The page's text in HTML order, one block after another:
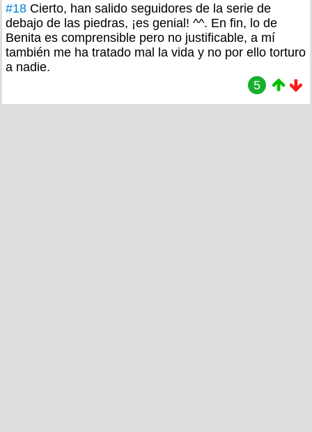
#18 Cierto, han salido seguidores de la serie de
debajo de las piedras, ¡es genial! ^^. En fin, lo de
Benita es comprensible pero no justificable, a mí
también me ha tratado mal la vida y no por ello torturo
a nadie.
5